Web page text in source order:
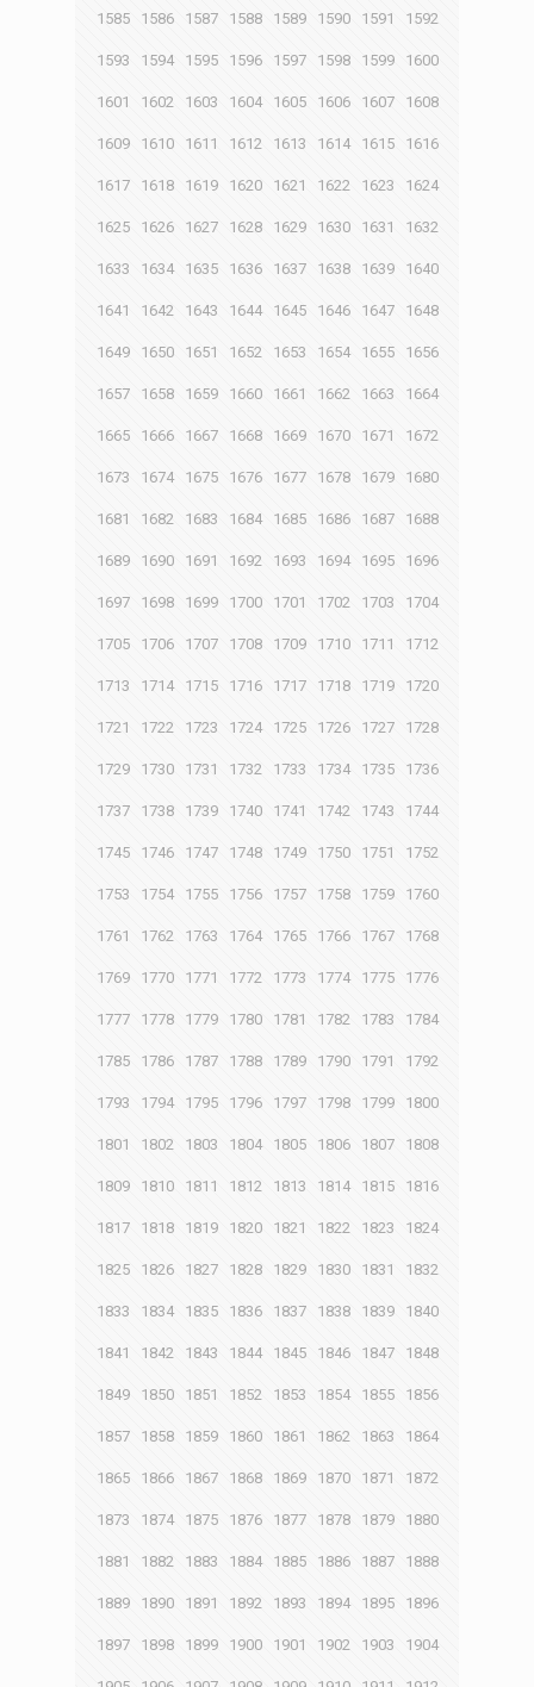
1585 1586 1587 1588 1589 1590 1591 1592
1593 1594 1595 1596 1597 1598 1599 1600
1601 1602 1603 1604 1605 1606 1607 1608
1609 1610 1611 1612 1613 1614 1615 1616
1617 1618 1619 1620 1621 1622 1623 1624
1625 1626 1627 1628 1629 1630 1631 1632
1633 1634 1635 1636 1637 1638 1639 1640
1641 1642 1643 1644 1645 1646 1647 1648
1649 1650 1651 1652 1653 1654 1655 1656
1657 1658 1659 1660 1661 1662 1663 1664
1665 1666 1667 1668 1669 1670 1671 1672
1673 1674 1675 1676 1677 1678 1679 1680
1681 1682 1683 1684 1685 1686 1687 1688
1689 1690 1691 1692 1693 1694 1695 1696
1697 1698 1699 1700 1701 1702 1703 1704
1705 1706 1707 1708 1709 1710 1711 1712
1713 1714 1715 1716 1717 1718 1719 1720
1721 1722 1723 1724 1725 1726 1727 1728
1729 1730 1731 1732 1733 1734 1735 1736
1737 1738 1739 1740 1741 1742 1743 1744
1745 1746 1747 1748 1749 1750 1751 1752
1753 1754 1755 1756 1757 1758 1759 1760
1761 1762 1763 1764 1765 1766 1767 1768
1769 1770 1771 1772 1773 1774 1775 1776
1777 1778 1779 1780 1781 1782 1783 1784
1785 1786 1787 1788 1789 1790 1791 1792
1793 1794 1795 1796 1797 1798 1799 1800
1801 1802 1803 1804 1805 1806 1807 1808
1809 1810 1811 1812 1813 1814 1815 1816
1817 1818 1819 1820 1821 1822 1823 1824
1825 1826 1827 1828 1829 1830 1831 1832
1833 1834 1835 1836 1837 1838 1839 1840
1841 1842 1843 1844 1845 1846 1847 1848
1849 1850 1851 1852 1853 1854 1855 1856
1857 1858 1859 1860 1861 1862 1863 1864
1865 1866 1867 1868 1869 1870 1871 1872
1873 1874 1875 1876 1877 1878 1879 1880
1881 1882 1883 1884 1885 1886 1887 1888
1889 1890 1891 1892 1893 1894 1895 1896
1897 1898 1899 1900 1901 1902 1903 1904